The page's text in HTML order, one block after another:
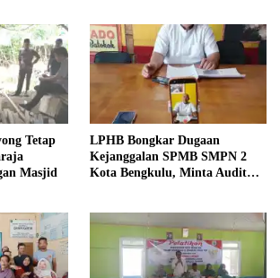
Tetap
Masjid
LPHB Bongkar Dugaan
Kejanggalan SPMB SMPN 2
Kota Bengkulu, Minta Audit